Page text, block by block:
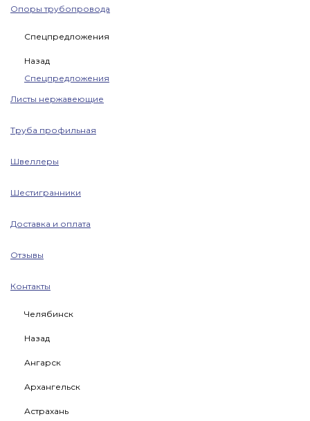
Опоры трубопровода
Спецпредложения
Назад
Спецпредложения
Листы нержавеющие
Труба профильная
Швеллеры
Шестигранники
Доставка и оплата
Отзывы
Контакты
Челябинск
Назад
Ангарск
Архангельск
Астрахань